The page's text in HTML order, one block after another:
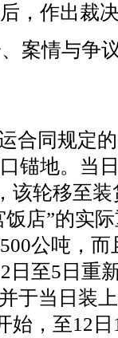
，作出裁
案情与争
同规定的
锚地。当
该轮移至
店”的实
公吨，
日至5日重
于当日装
始，至12